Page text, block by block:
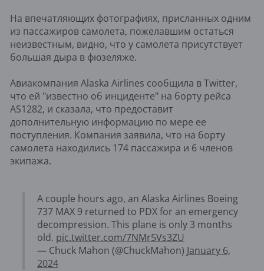
На впечатляющих фотографиях, присланных одним
из пассажиров самолета, пожелавшим остаться
неизвестным, видно, что у самолета присутствует
большая дыра в фюзеляже.
Авиакомпания Alaska Airlines сообщила в Twitter,
что ей "известно об инциденте" на борту рейса
AS1282, и сказала, что предоставит
дополнительную информацию по мере ее
поступления. Компания заявила, что на борту
самолета находились 174 пассажира и 6 членов
экипажа.
A couple hours ago, an Alaska Airlines Boeing
737 MAX 9 returned to PDX for an emergency
decompression. This plane is only 3 months
old. pic.twitter.com/7NMr5Vs3ZU
— Chuck Mahon (@ChuckMahon) January 6,
2024